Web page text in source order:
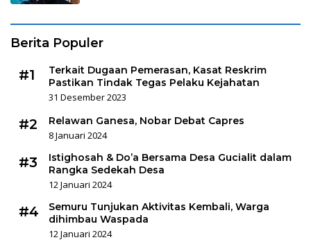
Berita Populer
#1
Terkait Dugaan Pemerasan, Kasat Reskrim
Pastikan Tindak Tegas Pelaku Kejahatan
31 Desember 2023
#2
Relawan Ganesa, Nobar Debat Capres
8 Januari 2024
#3
Istighosah & Do’a Bersama Desa Gucialit dalam
Rangka Sedekah Desa
12 Januari 2024
#4
Semuru Tunjukan Aktivitas Kembali, Warga
dihimbau Waspada
12 Januari 2024